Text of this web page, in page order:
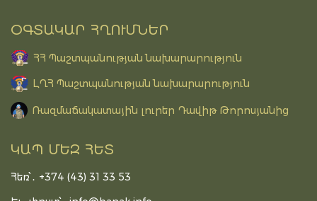
ՕԳՏԱԿԱՐ ՀՂՈՒՄՆԵՐ
ՀՀ Պաշտպանության նախարարություն
ԼՂՀ Պաշտպանության նախարարություն
Ռազմաճակատային լուրեր Դավիթ Թորոսյանից
ԿԱՊ ՄԵԶ ՀԵՏ
Հեռ՝․ +374 (43) 31 33 53